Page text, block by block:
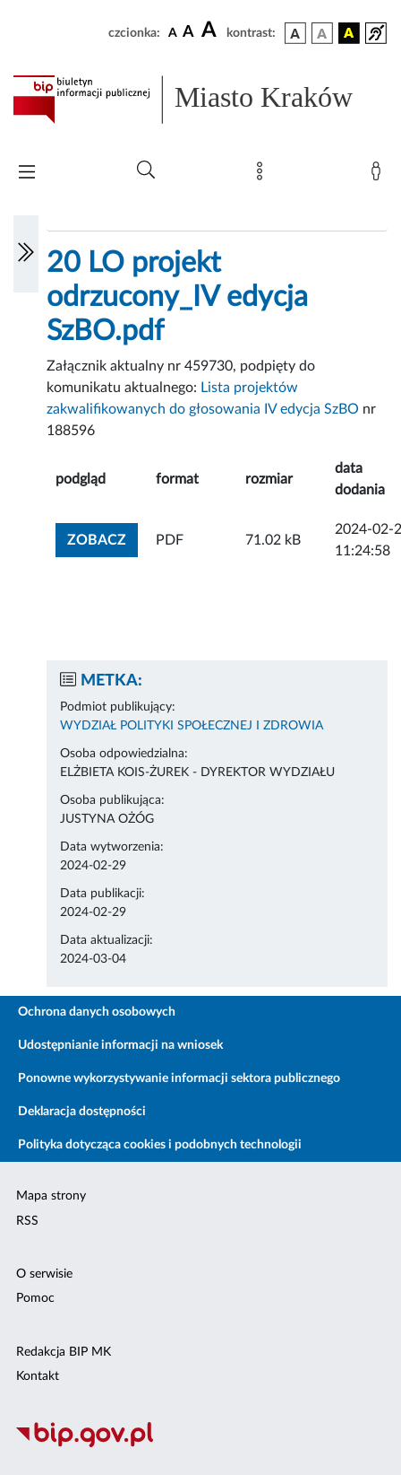
czcionka: A A A kontrast:
Miasto Kraków
20 LO projekt
odrzucony_IV edycja
SzBO.pdf
Załącznik aktualny nr 459730, podpięty do
komunikatu aktualnego: Lista projektów
zakwalifikowanych do głosowania IV edycja SzBO nr
188596
podgląd format rozmiar
data
dodania
ZOBACZZOBACZ ZAŁĄCZNIK
PDF 71.02 kB
2024-02-
11:24:58
METKA:
Podmiot publikujący:
WYDZIAŁ POLITYKI SPOŁECZNEJ I ZDROWIA
Osoba odpowiedzialna:
ELŻBIETA KOIS-ŻUREK - DYREKTOR WYDZIAŁU
Osoba publikująca:
JUSTYNA OŻÓG
Data wytworzenia:
2024-02-29
Data publikacji:
2024-02-29
Data aktualizacji:
2024-03-04
Ochrona danych osobowych
Udostępnianie informacji na wniosek
Ponowne wykorzystywanie informacji sektora publicznego
Deklaracja dostępności
Polityka dotycząca cookies i podobnych technologii
Mapa strony
RSS
O serwisie
Pomoc
Redakcja BIP MK
Kontakt